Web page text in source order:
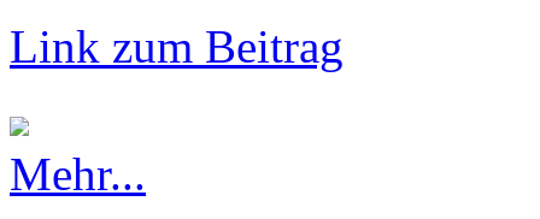
Link zum Beitrag
Mehr...